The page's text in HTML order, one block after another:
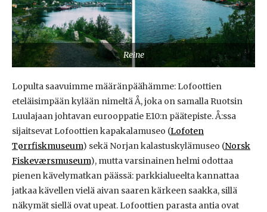
Reine
Lopulta saavuimme määränpäähämme: Lofoottien
eteläisimpään kylään nimeltä Å, joka on samalla Ruotsin
Luulajaan johtavan eurooppatie E10:n päätepiste. Å:ssa
sijaitsevat Lofoottien kapakalamuseo (Lofoten
Tørrfiskmuseum) sekä Norjan kalastuskylämuseo (Norsk
Fiskeværsmuseum), mutta varsinainen helmi odottaa
pienen kävelymatkan päässä: parkkialueelta kannattaa
jatkaa kävellen vielä aivan saaren kärkeen saakka, sillä
näkymät siellä ovat upeat. Lofoottien parasta antia ovat